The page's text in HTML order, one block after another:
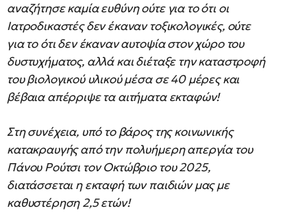
αναζήτησε καμία ευθύνη ούτε για το ότι οι
Ιατροδικαστές δεν έκαναν τοξικολογικές, ούτε
για το ότι δεν έκαναν αυτοψία στον χώρο του
δυστυχήματος, αλλά και διέταξε την καταστροφή
του βιολογικού υλικού μέσα σε 40 μέρες και
βέβαια απέρριψε τα αιτήματα εκταφών!
Στη συνέχεια, υπό το βάρος της κοινωνικής
κατακραυγής από την πολυήμερη απεργία του
Πάνου Ρούτσι τον Οκτώβριο του 2025,
διατάσσεται η εκταφή των παιδιών μας με
καθυστέρηση 2,5 ετών!